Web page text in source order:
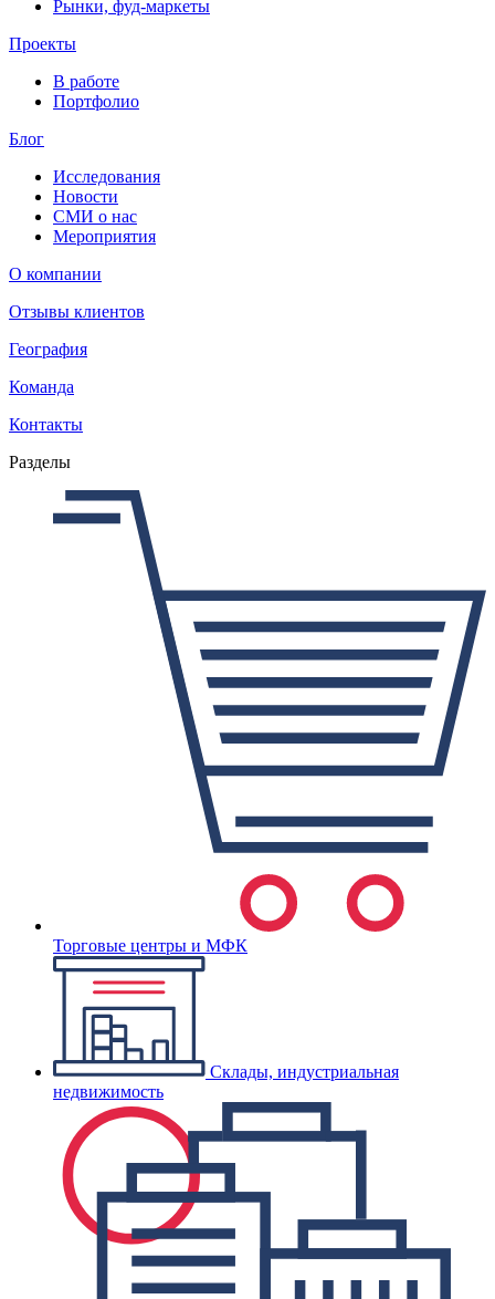
Рынки, фуд-маркеты
Проекты
В работе
Портфолио
Блог
Исследования
Новости
СМИ о нас
Мероприятия
О компании
Отзывы клиентов
География
Команда
Контакты
Разделы
Торговые центры и МФК
Склады, индустриальная
недвижимость